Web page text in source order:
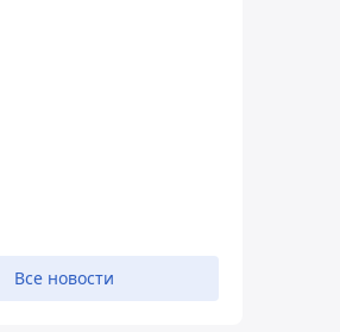
Все новости